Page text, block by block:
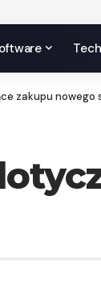
zakupu nowego